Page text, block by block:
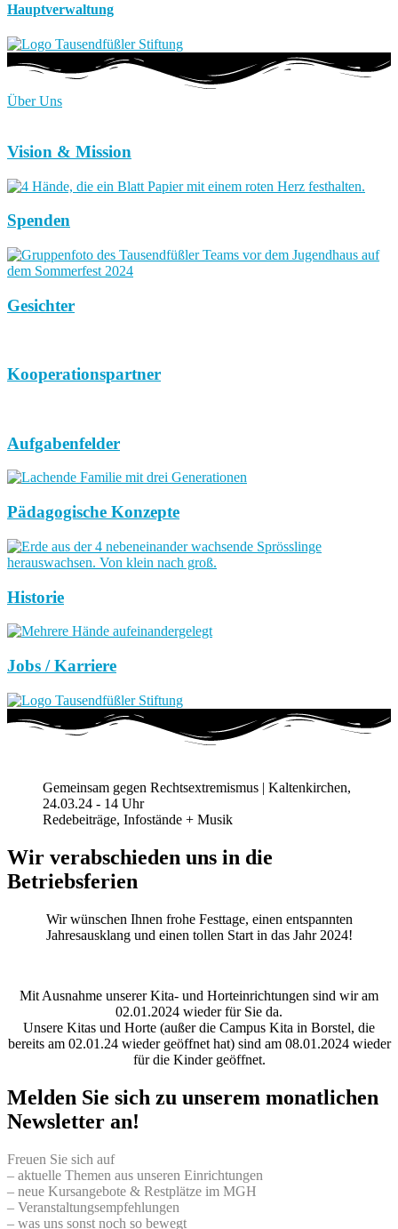
Hauptverwaltung
Über Uns
Vision & Mission
Spenden
Gesichter
Kooperationspartner
Aufgabenfelder
Pädagogische Konzepte
Historie
Jobs / Karriere
Gemeinsam gegen Rechtsextremismus | Kaltenkirchen,
24.03.24 - 14 Uhr
Redebeiträge, Infostände + Musik
Wir verabschieden uns in die
Betriebsferien
Wir wünschen Ihnen frohe Festtage, einen entspannten
Jahresausklang und einen tollen Start in das Jahr 2024!
Mit Ausnahme unserer Kita- und Horteinrichtungen sind wir am
02.01.2024 wieder für Sie da.
Unsere Kitas und Horte (außer die Campus Kita in Borstel, die
bereits am 02.01.24 wieder geöffnet hat) sind am 08.01.2024 wieder
für die Kinder geöffnet.
Melden Sie sich zu unserem monatlichen
Newsletter an!
Freuen Sie sich auf
– aktuelle Themen aus unseren Einrichtungen
– neue Kursangebote & Restplätze im MGH
– Veranstaltungsempfehlungen
– was uns sonst noch so bewegt